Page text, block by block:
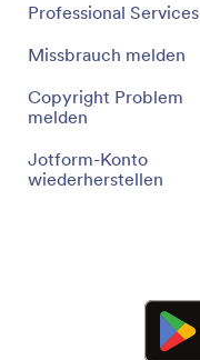
Professional Services
Missbrauch melden
Copyright Problem
melden
Jotform-Konto
wiederherstellen